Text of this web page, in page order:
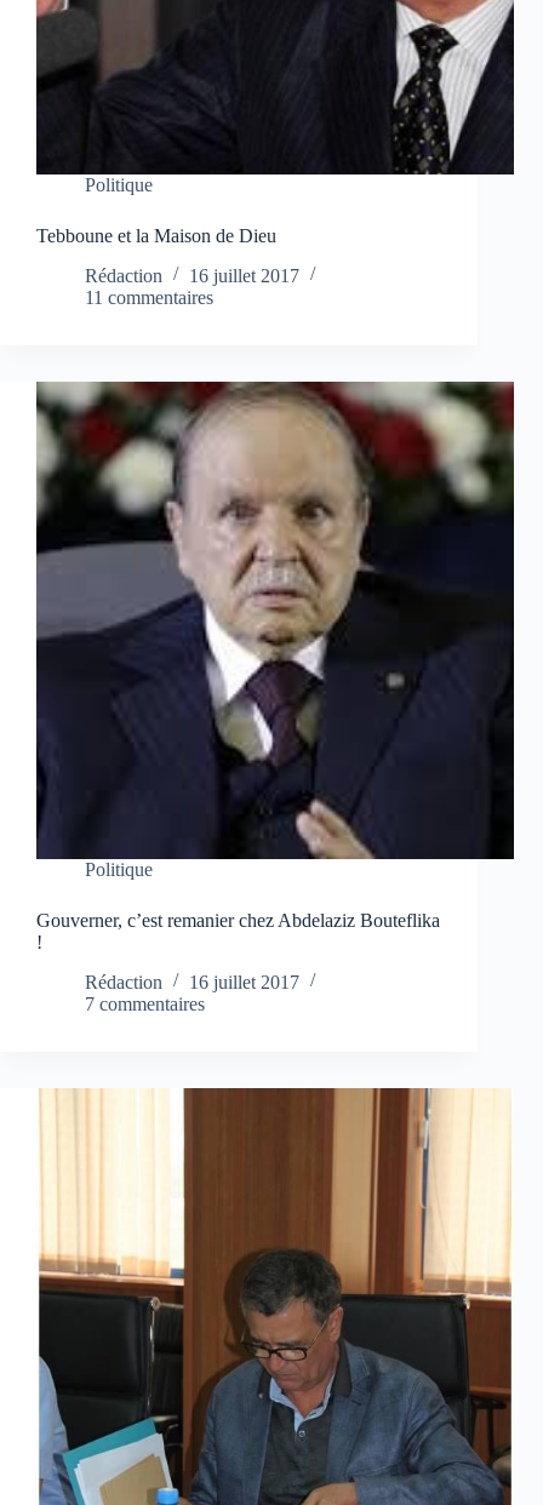
Politique
Tebboune et la Maison de Dieu
Rédaction
16 juillet 2017
11 commentaires
Politique
Gouverner, c’est remanier chez Abdelaziz Bouteflika
!
Rédaction
16 juillet 2017
7 commentaires